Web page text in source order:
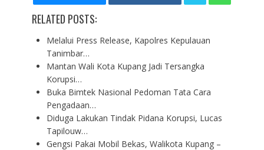
RELATED POSTS:
Melalui Press Release, Kapolres Kepulauan
Tanimbar…
Mantan Wali Kota Kupang Jadi Tersangka
Korupsi…
Buka Bimtek Nasional Pedoman Tata Cara
Pengadaan…
Diduga Lakukan Tindak Pidana Korupsi, Lucas
Tapilouw…
Gengsi Pakai Mobil Bekas, Walikota Kupang –